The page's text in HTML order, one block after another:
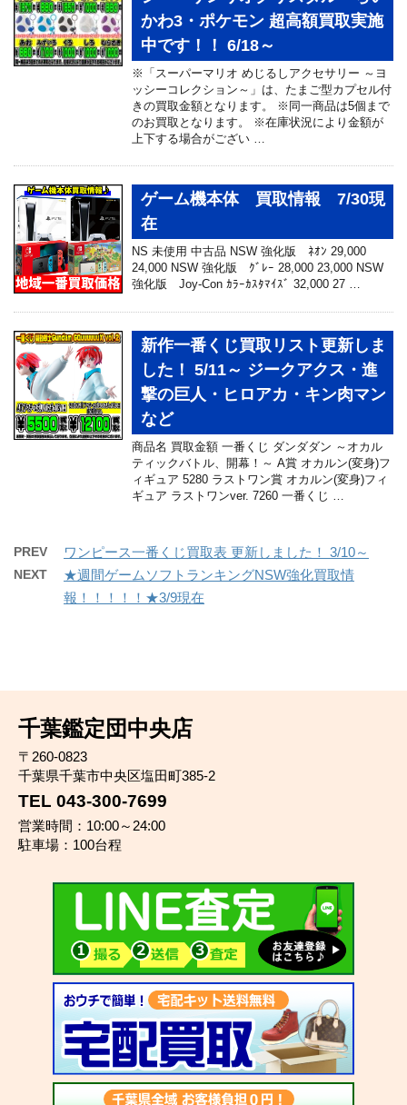
かわ3・ポケモン 超高額買取実施
中です！！ 6/18～
※「スーパーマリオ めじるしアクセサリー ～ヨ
ッシーコレクション～」は、たまご型カプセル付
きの買取金額となります。 ※同一商品は5個まで
のお買取となります。 ※在庫状況により金額が
上下する場合がござい …
ゲーム機本体 買取情報 7/30現
在
NS 未使用 中古品 NSW 強化版 ﾈｵﾝ 29,000
24,000 NSW 強化版 ｸﾞﾚｰ 28,000 23,000 NSW
強化版 Joy-Con ｶﾗｰｶｽﾀﾏｲｽﾞ 32,000 27 …
新作一番くじ買取リスト更新しま
した！ 5/11～ ジークアクス・進
撃の巨人・ヒロアカ・キン肉マン
など
商品名 買取金額 一番くじ ダンダダン ～オカル
ティックバトル、開幕！～ A賞 オカルン(変身)フ
ィギュア 5280 ラストワン賞 オカルン(変身)フィ
ギュア ラストワンver. 7260 一番くじ …
PREV ワンピース一番くじ買取表 更新しました！ 3/10～
NEXT
★週間ゲームソフトランキングNSW強化買取情
報！！！！！★3/9現在
千葉鑑定団中央店
〒260-0823
千葉県千葉市中央区塩田町385-2
TEL 043-300-7699
営業時間：10:00～24:00
駐車場：100台程